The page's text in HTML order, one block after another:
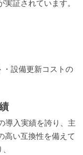
証されています。
設備更新コストの
導入実績を誇り、主
高い互換性を備えて